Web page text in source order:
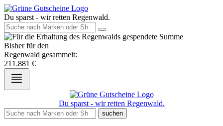
Du sparst - wir retten Regenwald.
Bisher für den
Regenwald gesammelt:
211.881 €
Du sparst - wir retten Regenwald.
suchen